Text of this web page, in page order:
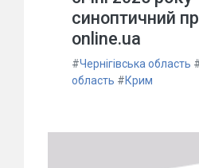
синоптичний
online.ua
#Чернігівська область
область #Крим